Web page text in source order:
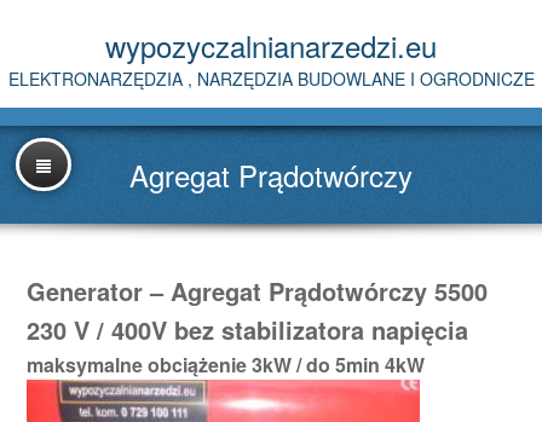
wypozyczalnianarzedzi.eu
ELEKTRONARZĘDZIA , NARZĘDZIA BUDOWLANE I OGRODNICZE
Agregat Prądotwórczy
Generator – Agregat Prądotwórczy 5500
230 V / 400V bez stabilizatora napięcia
maksymalne obciążenie 3kW / do 5min 4kW